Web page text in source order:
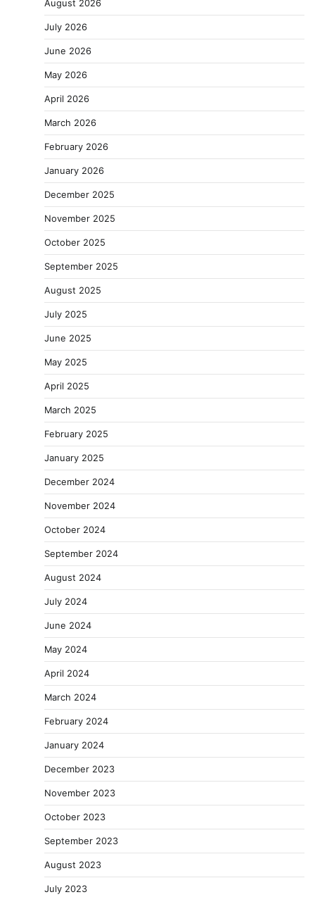
August 2026
July 2026
June 2026
May 2026
April 2026
March 2026
February 2026
January 2026
December 2025
November 2025
October 2025
September 2025
August 2025
July 2025
June 2025
May 2025
April 2025
March 2025
February 2025
January 2025
December 2024
November 2024
October 2024
September 2024
August 2024
July 2024
June 2024
May 2024
April 2024
March 2024
February 2024
January 2024
December 2023
November 2023
October 2023
September 2023
August 2023
July 2023